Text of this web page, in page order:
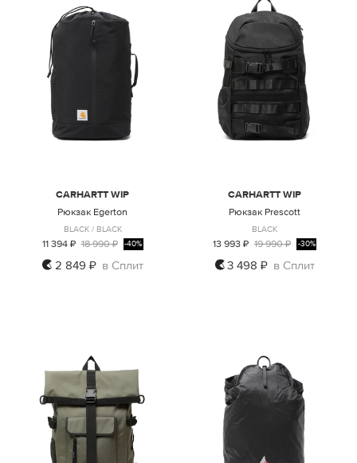
ONE SIZE
CARHARTT WIP
Рюкзак Egerton
BLACK / BLACK
11 394 ₽ 18 990 ₽ -40%
2 849 ₽ в Сплит ONE SIZE
CARHARTT WIP
Рюкзак Prescott
BLACK
13 993 ₽ 19 990 ₽ -30%
3 498 ₽ в Сплит